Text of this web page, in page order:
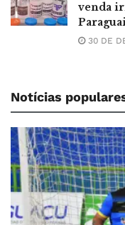
venda
30 DE
Notícias